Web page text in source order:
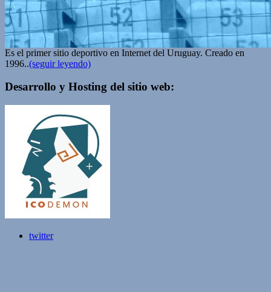
Es el primer sitio deportivo en Internet del Uruguay. Creado en
1996..(seguir leyendo)
Desarrollo y Hosting del sitio web:
twitter